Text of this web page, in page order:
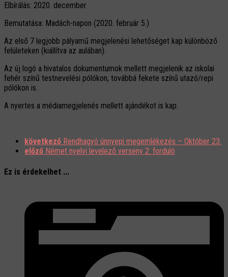
Elbírálás: 2020. december
Bemutatása: Madách-napon (2020. február 5.)
Az első 7 legjobb pályamű megjelenési lehetőséget kap különböző
felületeken (kiállítva az aulában).
Az új logó a hivatalos dokumentumok mellett megjelenik az iskolai
fehér színű testnevelési pólókon, továbbá fekete színű utazó/repi
pólókon is.
A nyertes a médiamegjelenés mellett ajándékot is kap.
következő Rendhagyó ünnyepi megemlékezés – Október 23.
előző Német nyelvi levelező verseny 2. forduló
Ez is érdekelhet ...